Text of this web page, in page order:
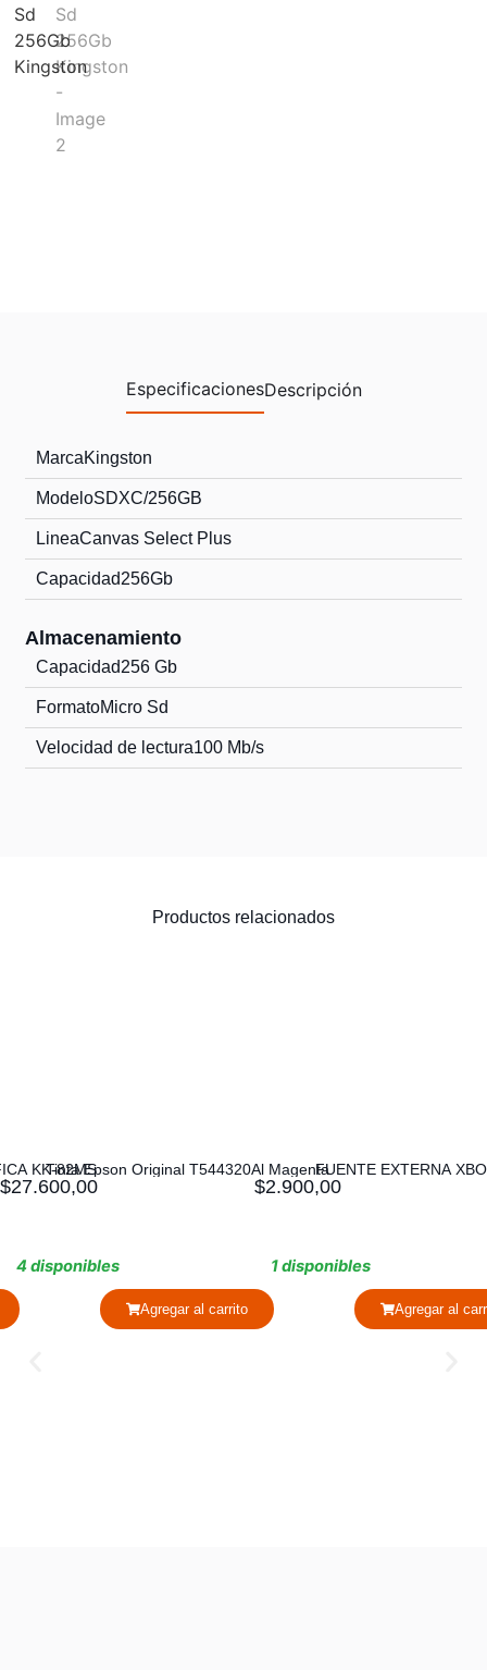
EspecificacionesDescripción
MarcaKingston
ModeloSDXC/256GB
LineaCanvas Select Plus
Capacidad256Gb
Almacenamiento
Capacidad256 Gb
FormatoMicro Sd
Velocidad de lectura100 Mb/s
Productos relacionados
MagentaFUENTE EXTERNA XBOX 360 SLIM
$2.900,00
1 disponibles
Agregar al carrito
Joystick
$28.600,00
1 disponibles